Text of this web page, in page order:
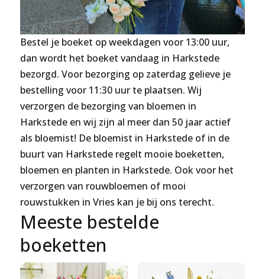
Bestel je boeket op weekdagen voor 13:00 uur,
dan wordt het boeket vandaag in Harkstede
bezorgd. Voor bezorging op zaterdag gelieve je
bestelling voor 11:30 uur te plaatsen. Wij
verzorgen de bezorging van bloemen in
Harkstede en wij zijn al meer dan 50 jaar actief
als bloemist! De bloemist in Harkstede of in de
buurt van Harkstede regelt mooie boeketten,
bloemen en planten in Harkstede. Ook voor het
verzorgen van rouwbloemen of mooi
rouwstukken in Vries kan je bij ons terecht.
Meeste bestelde
boeketten